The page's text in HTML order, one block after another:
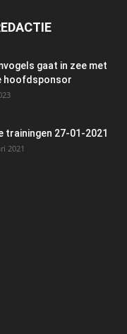
gaat in zee met
hoofdsponsor
trainingen 27-01-2021
2021